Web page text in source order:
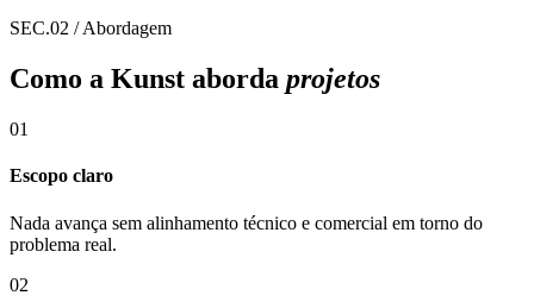
SEC.02 / Abordagem
Como a Kunst aborda projetos
01
Escopo claro
Nada avança sem alinhamento técnico e comercial em torno do
problema real.
02